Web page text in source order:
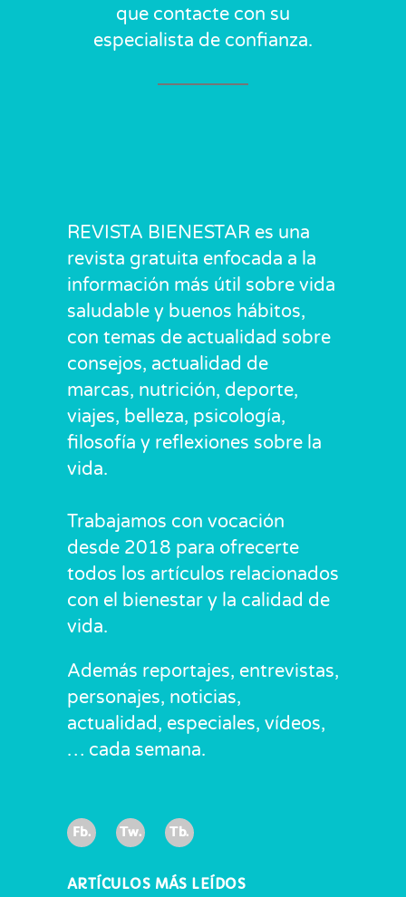
que contacte con su
especialista de confianza.
REVISTA BIENESTAR es una
revista gratuita enfocada a la
información más útil sobre vida
saludable y buenos hábitos,
con temas de actualidad sobre
consejos, actualidad de
marcas, nutrición, deporte,
viajes, belleza, psicología,
filosofía y reflexiones sobre la
vida.
Trabajamos con vocación
desde 2018 para ofrecerte
todos los artículos relacionados
con el bienestar y la calidad de
vida.
Además reportajes, entrevistas,
personajes, noticias,
actualidad, especiales, vídeos,
… cada semana.
Fb. Tw. Tb.
ARTÍCULOS MÁS LEÍDOS